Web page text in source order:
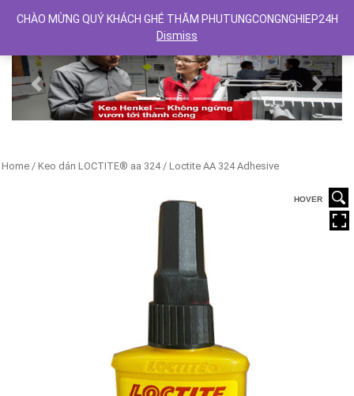
Previous Next
Home / Keo dán LOCTITE® aa 324/ Loctite AA 324 Adhesive
HOVER
CHÀO MỪNG QUÝ KHÁCH GHÉ THĂM PHUTUNGCONGNGHIEP24H
Dismiss